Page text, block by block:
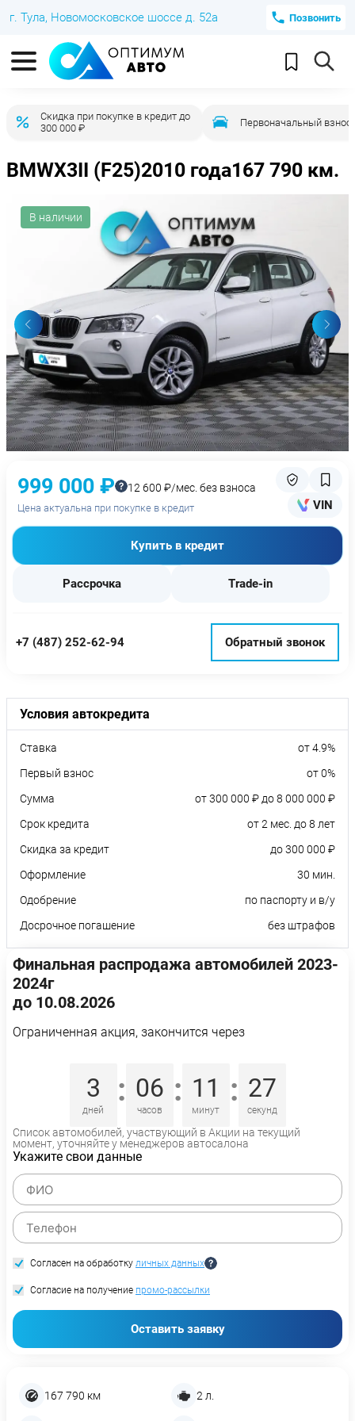
г. Тула, Новомосковское шоссе д. 52а Позвонить
Скидка при покупке в кредит до
300 000 ₽
Первоначальный взнос
BMWX3II (F25)2010 года167 790 км.
В наличии
167 790 км 2 л.
999 000 ₽ 12 600 ₽/мес. без взноса
Цена актуальна при покупке в кредит VIN
Купить в кредит
Рассрочка Trade-in
+7 (487) 252-62-94 Обратный звонок
Условия автокредита
Ставка
от 4.9%
Первый взнос
от 0%
Сумма
от 300 000 ₽ до 8 000 000 ₽
Срок кредита
от 2 мес. до 8 лет
Скидка за кредит
до 300 000 ₽
Оформление
30 мин.
Одобрение
по паспорту и в/у
Досрочное погашение
без штрафов
Финальная распродажа автомобилей 2023-
2024г
до 10.08.2026
Ограниченная акция, закончится через
3
дней
: 06
часов
: 11
минут
: 26
секунд
Список автомобилей, участвующий в Акции на текущий
момент, уточняйте у менеджеров автосалона
Укажите свои данные
Согласен на обработку личных данных
Согласие на получение промо-рассылки
Оставить заявку